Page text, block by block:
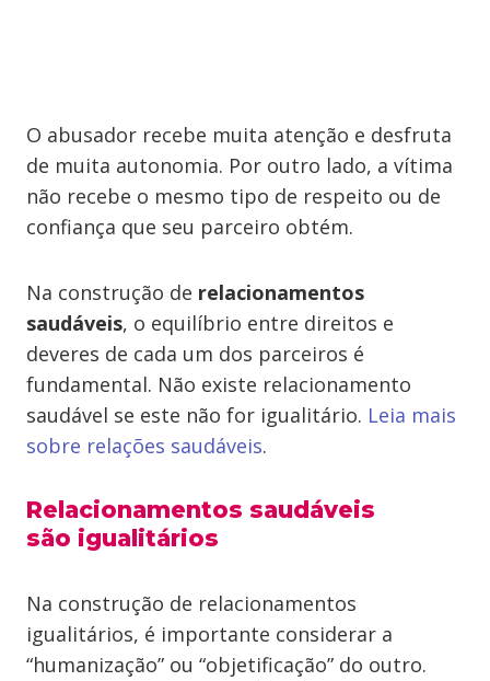
O abusador recebe muita atenção e desfruta
de muita autonomia. Por outro lado, a vítima
não recebe o mesmo tipo de respeito ou de
confiança que seu parceiro obtém.
Na construção de relacionamentos
saudáveis, o equilíbrio entre direitos e
deveres de cada um dos parceiros é
fundamental. Não existe relacionamento
saudável se este não for igualitário. Leia mais
sobre relações saudáveis.
Relacionamentos saudáveis
são igualitários
Na construção de relacionamentos
igualitários, é importante considerar a
“humanização” ou “objetificação” do outro.